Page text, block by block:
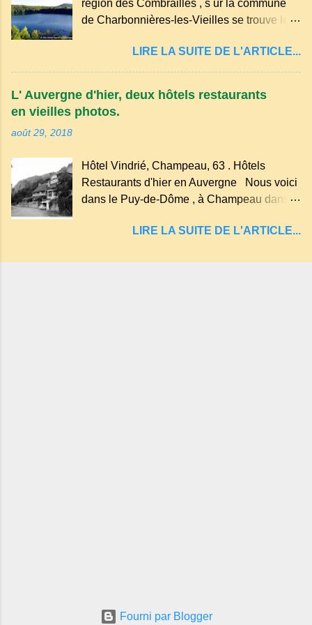
de soleil, attirant le regard. Bien entouré de
verdure, d'un étang, d'une bambouseraie
des souvenirs tout cela dans un grand parc
arboré.
région des Combrailles , s ur la commune
de Charbonnières-les-Vieilles se trouve le
d'explosion) rempli d’eau, appelé : le Lac de
Tazenat ou Tazanat, il est le premier et le
plus au nord de la Chaîne des Puys qui en
compte près de soixante. En Auvergne
"sans fond" et en forme d'entonnoir
entraînant vers les entrailles de la terre, les
malheureux qui s'approchaient trop de
LIRE LA SUITE DE L'ARTICLE...
L' Auvergne d'hier, deux hôtels restaurants
en vieilles photos.
août 29, 2018
Hôtel Vindrié, Champeau, 63 . Hôtels
Restaurants d'hier en Auvergne Nous voici
dans le Puy-de-Dôme , à Champeau dans
Servant . L'Hôtel-Restaurant Vindrié était
son jambon de pays et son poulet cocotte,
LIRE LA SUITE DE L'ARTICLE...
Fourni par Blogger